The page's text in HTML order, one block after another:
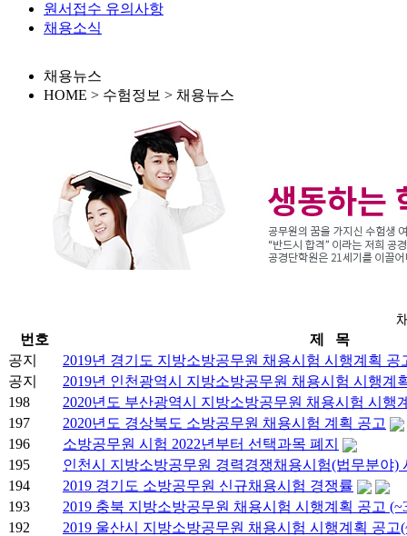
원서접수 유의사항
채용소식
채용뉴스
HOME > 수험정보 > 채용뉴스
번호
제 목
공지
2019년 경기도 지방소방공무원 채용시험 시행계획 공
공지
2019년 인천광역시 지방소방공무원 채용시험 시행계
198
2020년도 부산광역시 지방소방공무원 채용시험 시행
197
2020년도 경상북도 소방공무원 채용시험 계획 공고
196
소방공무원 시험 2022년부터 선택과목 폐지
195
인천시 지방소방공무원 경력경쟁채용시험(법무분야)
194
2019 경기도 소방공무원 신규채용시험 경쟁률
193
2019 충북 지방소방공무원 채용시험 시행계획 공고
192
2019 울산시 지방소방공무원 채용시험 시행계획 공고